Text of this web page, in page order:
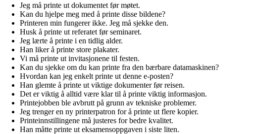
Jeg må printe ut dokumentet før møtet.
Kan du hjelpe meg med å printe disse bildene?
Printeren min fungerer ikke. Jeg må sjekke den.
Husk å printe ut referatet før seminaret.
Jeg lærte å printe i en tidlig alder.
Han liker å printe store plakater.
Vi må printe ut invitasjonene til festen.
Kan du sjekke om du kan printe fra den bærbare datamaskinen?
Hvordan kan jeg enkelt printe ut denne e-posten?
Han glemte å printe ut viktige dokumenter før reisen.
Det er viktig å alltid være klar til å printe viktig informasjon.
Printejobben ble avbrutt på grunn av tekniske problemer.
Jeg trenger en ny printerpatron for å printe ut flere kopier.
Printeinnstillingene må justeres for bedre kvalitet.
Han måtte printe ut eksamensoppgaven i siste liten.